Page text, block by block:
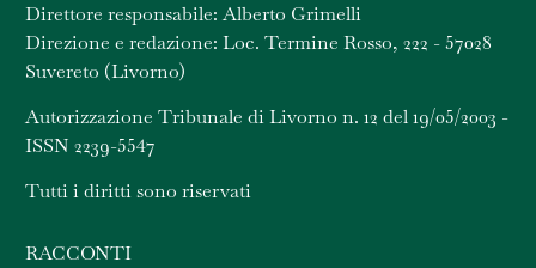
Direttore responsabile: Alberto Grimelli
Direzione e redazione: Loc. Termine Rosso, 222 - 57028
Suvereto (Livorno)
Autorizzazione Tribunale di Livorno n. 12 del 19/05/2003 -
ISSN 2239-5547
Tutti i diritti sono riservati
RACCONTI